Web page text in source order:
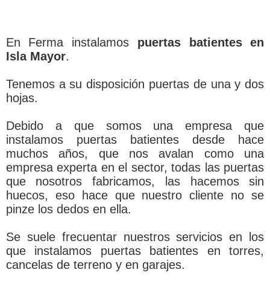
En Ferma instalamos puertas batientes en
Isla Mayor.
Tenemos a su disposición puertas de una y dos
hojas.
Debido a que somos una empresa que
instalamos puertas batientes desde hace
muchos años, que nos avalan como una
empresa experta en el sector, todas las puertas
que nosotros fabricamos, las hacemos sin
huecos, eso hace que nuestro cliente no se
pinze los dedos en ella.
Se suele frecuentar nuestros servicios en los
que instalamos puertas batientes en torres,
cancelas de terreno y en garajes.